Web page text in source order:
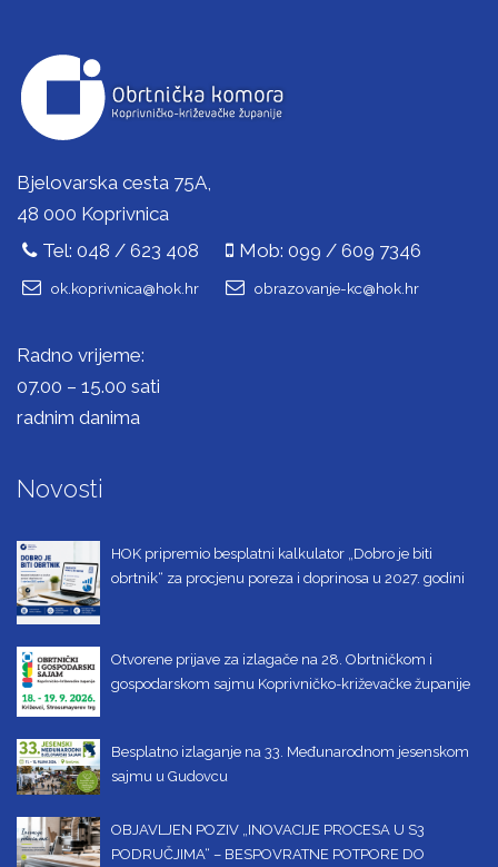
Bjelovarska cesta 75A,
48 000 Koprivnica
Tel: 048 / 623 408
Mob: 099 / 609 7346
ok.koprivnica@hok.hr obrazovanje-kc@hok.hr
Radno vrijeme:
07.00 – 15.00 sati
radnim danima
Novosti
HOK pripremio besplatni kalkulator „Dobro je biti
obrtnik“ za procjenu poreza i doprinosa u 2027. godini
Otvorene prijave za izlagače na 28. Obrtničkom i
gospodarskom sajmu Koprivničko-križevačke županije
Besplatno izlaganje na 33. Međunarodnom jesenskom
sajmu u Gudovcu
OBJAVLJEN POZIV „INOVACIJE PROCESA U S3
PODRUČJIMA“ – BESPOVRATNE POTPORE DO